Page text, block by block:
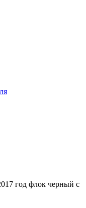
год флок черный с